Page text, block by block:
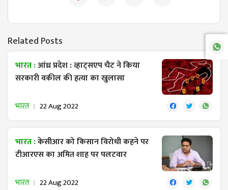
Related Posts
भारत :आंध्र प्रदेश : व्हाट्सएप चैट ने किया
सरकारी वकील की हत्या का खुलासा
भारत 22 Aug 2022
भारत :केसीआर को किसान विरोधी कहने पर
टीआरएस का अमित शाह पर पलटवार
भारत 22 Aug 2022